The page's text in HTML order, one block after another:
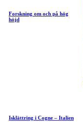
Forskning om och på hög
höjd
Isklättring i Cogne – Italien